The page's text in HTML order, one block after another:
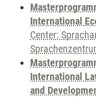
International
Center:
International
and